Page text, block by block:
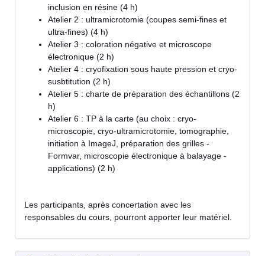
inclusion en résine (4 h)
Atelier 2 : ultramicrotomie (coupes semi-fines et
ultra-fines) (4 h)
Atelier 3 : coloration négative et microscope
électronique (2 h)
Atelier 4 : cryofixation sous haute pression et cryo-
susbtitution (2 h)
Atelier 5 : charte de préparation des échantillons (2
h)
Atelier 6 : TP à la carte (au choix : cryo-
microscopie, cryo-ultramicrotomie, tomographie,
initiation à ImageJ, préparation des grilles -
Formvar, microscopie électronique à balayage -
applications) (2 h)
Les participants, après concertation avec les
responsables du cours, pourront apporter leur matériel.